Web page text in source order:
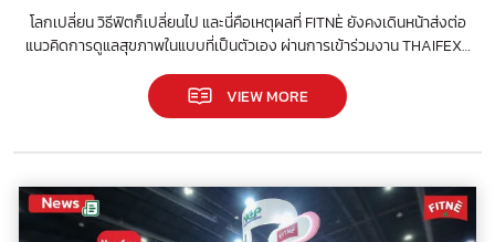
โลกเปลี่ยน วิธีฟิตก็เปลี่ยนไป และนี่คือเหตุผลที่ FITNÈ ยังคงเดินหน้าส่งต่อ
แนวคิดการดูแลสุขภาพในแบบที่เป็นตัวเอง ผ่านการเข้าร่วมงาน THAIFEX–
Anuga Asia 2026
VIEW MORE